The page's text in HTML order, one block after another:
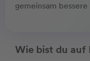
gemeinsam
Wie bist du auf